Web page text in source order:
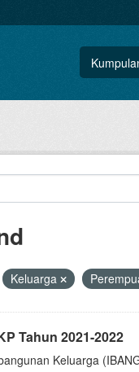
Keluarga
Tahun 2021-2022
Keluarga